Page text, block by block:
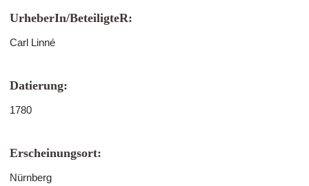
UrheberIn/BeteiligteR:
Carl Linné
Datierung:
1780
Erscheinungsort:
Nürnberg